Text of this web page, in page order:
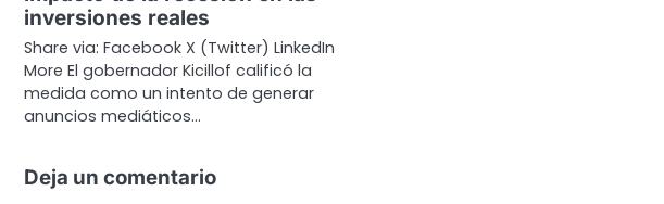
inversiones reales
Share via: Facebook X (Twitter) LinkedIn
More El gobernador Kicillof calificó la
medida como un intento de generar
anuncios mediáticos…
Deja un comentario